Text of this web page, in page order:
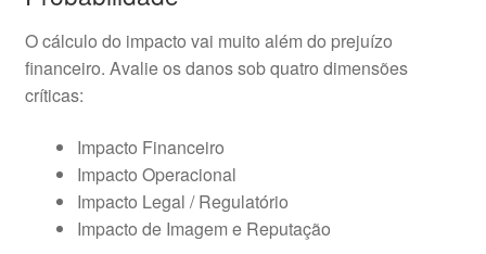
O cálculo do impacto vai muito além do prejuízo
financeiro. Avalie os danos sob quatro dimensões
críticas:
Impacto Financeiro
Impacto Operacional
Impacto Legal / Regulatório
Impacto de Imagem e Reputação